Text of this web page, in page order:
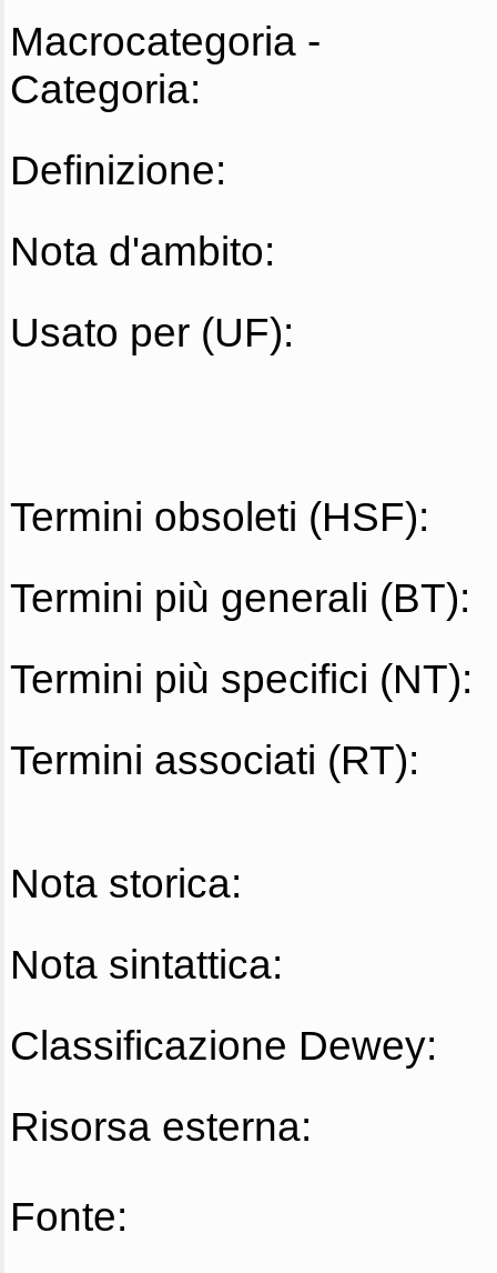
Macrocategoria -
Categoria:
Definizione:
Nota d'ambito:
Usato per (UF):
Termini obsoleti (HSF):
Termini più generali (BT):
Termini più specifici (NT):
Termini associati (RT):
Nota storica:
Nota sintattica:
Classificazione Dewey:
Risorsa esterna:
Fonte: